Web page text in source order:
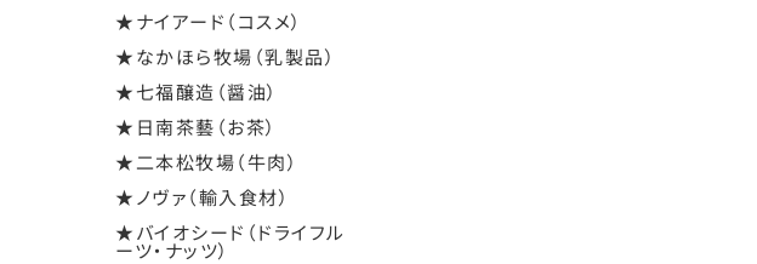
★ナイアード（コスメ）
★なかほら牧場（乳製品）
★七福醸造（醤油）
★日南茶藝（お茶）
★二本松牧場（牛肉）
★ノヴァ（輸入食材）
★バイオシード（ドライフル
ーツ・ナッツ）